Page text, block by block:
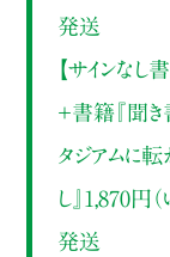
発送
【サインな
＋書籍『聞
タジアムに
し』1,870円
発送